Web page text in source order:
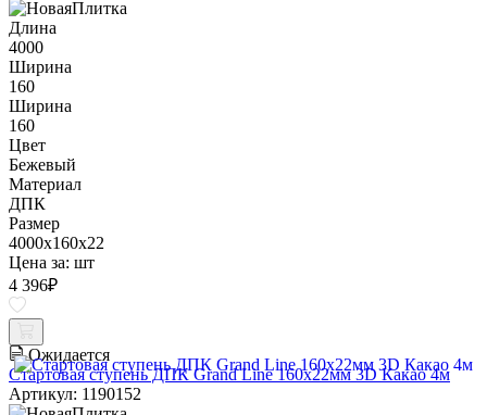
Длина
4000
Ширина
160
Ширина
160
Цвет
Бежевый
Материал
ДПК
Размер
4000x160x22
Цена за: шт
4 396₽
Ожидается
Стартовая ступень ДПК Grand Line 160х22мм 3D Какао 4м
Артикул: 1190152